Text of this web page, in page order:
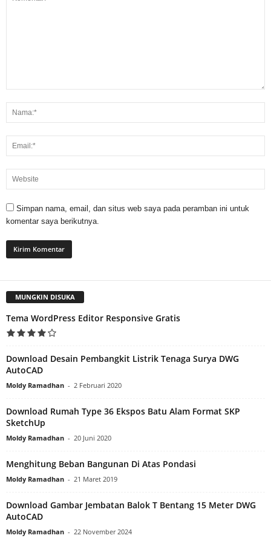
Simpan nama, email, dan situs web saya pada peramban ini untuk
komentar saya berikutnya.
MUNGKIN DISUKA
Tema WordPress Editor Responsive Gratis
Download Desain Pembangkit Listrik Tenaga Surya DWG
AutoCAD
Moldy Ramadhan - 2 Februari 2020
Download Rumah Type 36 Ekspos Batu Alam Format SKP
SketchUp
Moldy Ramadhan - 20 Juni 2020
Menghitung Beban Bangunan Di Atas Pondasi
Moldy Ramadhan - 21 Maret 2019
Download Gambar Jembatan Balok T Bentang 15 Meter DWG
AutoCAD
Moldy Ramadhan - 22 November 2024